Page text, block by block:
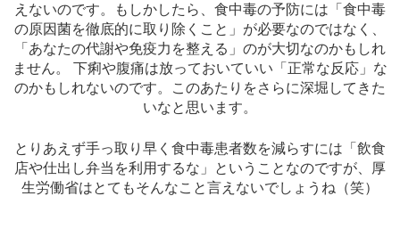
えないのです。もしかしたら、食中毒の予防には「食中毒
の原因菌を徹底的に取り除くこと」が必要なのではなく、
「あなたの代謝や免疫力を整える」のが大切なのかもしれ
ません。 下痢や腹痛は放っておいていい「正常な反応」な
のかもしれないのです。このあたりをさらに深堀してきた
いなと思います。
とりあえず手っ取り早く食中毒患者数を減らすには「飲食
店や仕出し弁当を利用するな」ということなのですが、厚
生労働省はとてもそんなこと言えないでしょうね（笑）